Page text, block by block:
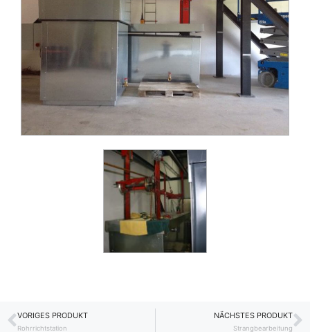
Zurück
VORIGES PRODUKT
Rohrrichtstation
NÄCHSTES PRODUKT
Strangbearbeitung